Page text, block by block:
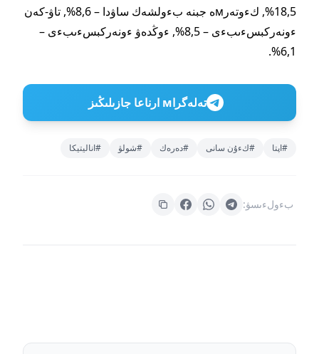
18,5%, كءوتەرмە جبنە بءولشەك ساۋدا – 8,6%, تاۋ-كەن
ءونەركبسءىبءى – 8,5%, ءوڭدەۋ ءونەركبسءىبءى –
6,1%.
تەلەگراм ارناعا جازىلىڭىز
#اپتا #كءۇن سانى #دەرەك #شولۋ #اناليتيكا
بءولءىسۋ: